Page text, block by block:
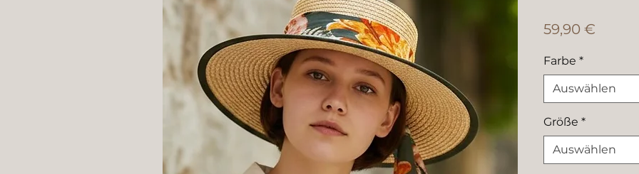
59,90 €
Farbe *
Auswählen
Größe *
Auswählen